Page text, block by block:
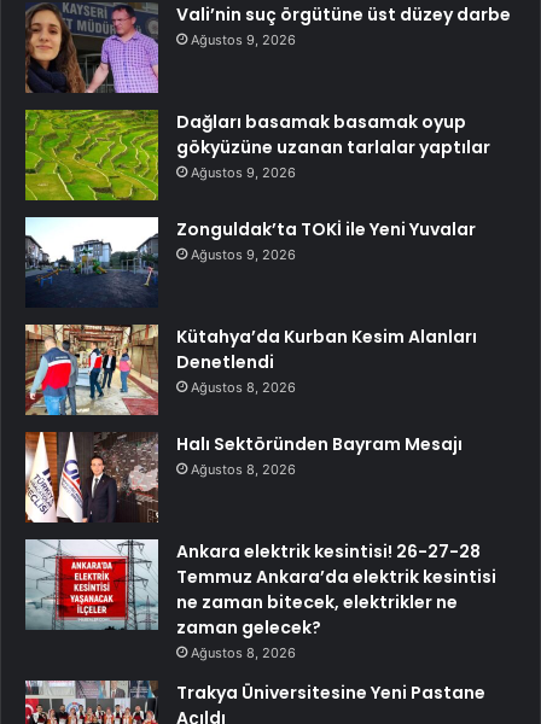
Vali’nin suç örgütüne üst düzey darbe
Ağustos 9, 2026
Dağları basamak basamak oyup
gökyüzüne uzanan tarlalar yaptılar
Ağustos 9, 2026
Zonguldak’ta TOKİ ile Yeni Yuvalar
Ağustos 9, 2026
Kütahya’da Kurban Kesim Alanları
Denetlendi
Ağustos 8, 2026
Halı Sektöründen Bayram Mesajı
Ağustos 8, 2026
Ankara elektrik kesintisi! 26-27-28
Temmuz Ankara’da elektrik kesintisi
ne zaman bitecek, elektrikler ne
zaman gelecek?
Ağustos 8, 2026
Trakya Üniversitesine Yeni Pastane
Açıldı